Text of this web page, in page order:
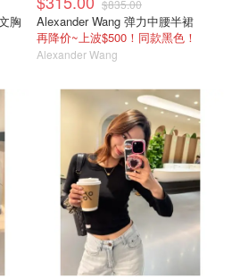
胸
$835.00
Alexander Wang 弹力中腰半裙
再降价~上波$500！同款黑色！
Alexander Wang